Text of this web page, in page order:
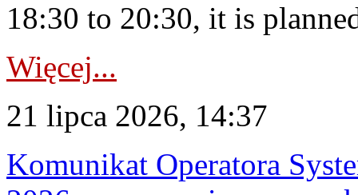
18:30 to 20:30, it is
Więcej...
21 lipca 2026, 14:37
Komunikat Operatora